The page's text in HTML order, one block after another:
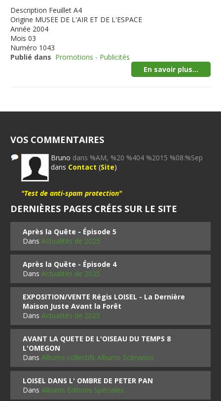
Description Feuillet A4
Origine MUSEE DE L'AIR ET DE L'ESPACE
Année 2004
Mois 03
Numéro 1043
Publié dans Promotions - Publicités
En savoir plus...
VOS COMMENTAIRES
Bruno dans %AM, %20 %404 %2015 %08:%Sep
dans Contact (Site)
"Test de anti-spam protection"
DERNIÈRES PAGES CRÉES SUR LE SITE
Après la Quête - Épisode 5
DansActualités de 2025
Après la Quête - Épisode 4
DansActualités de 2025
EXPOSITION/VENTE Régis LOISEL - La Dernière
Maison Juste Avant la Forêt
DansActualités de 2025
AVANT LA QUETE DE L'OISEAU DU TEMPS 8
L'OMEGON
DansAlbums collectifs Albums Scénarios
LOISEL DANS L' OMBRE DE PETER PAN
DansAlbums Editions Spéciales